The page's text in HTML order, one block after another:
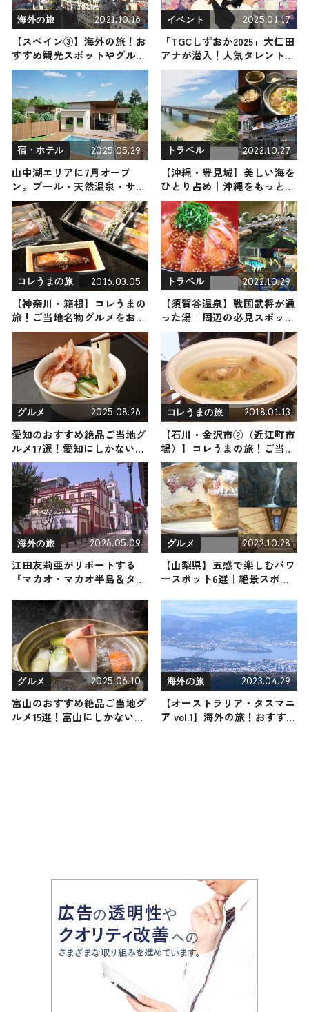
海外の旅 2021.10.16
【スペイン③】海外の旅！お
すすめ観光スポットやグルメ
をリポート
イベント 2025.01.17
「TGCしずおか2025」大仁田
アナが潜入！人気タレントに
気になるアレコレを聞いてき
ました！
宿・ホテル 2025.05.29
山中湖エリアに7月オープ
ン。プール・天然温泉・サウ
ナ付きの絶景ヴィラ
「KANOA THE VILLAS～富士
山中湖～」
トラベル 2022.10.27
【沖縄・豊見城】美しい海を
ひとり占め｜沖縄をもっと楽
しむ観光スポット8選
コレうまの旅 2016.03.05
【神奈川・箱根】コレうまの
旅！ご当地名物グルメをお届
け
トラベル 2022.10.29
【須賀谷温泉】戦国武将が通
った湯｜周辺の必見スポット
と一緒にご紹介
グルメ 2025.08.26
愛知のおすすめ絶品ご当地グ
ルメ17選！愛知にしかない名
物から人気の名店12選も紹介
コレうまの旅 2018.01.13
【石川・金沢市②（近江町市
場）】コレうまの旅！ご当地
名物グルメをお届け
海外の旅 2026.05.09
江田友莉亜がリポートする
『マカオ・マカオ半島＆タイ
すめ観光スポットやグルメを
紹介 2026年5月9日放送
グルメ 2022.10.28
【山梨県】五感で楽しむパワ
ースポット6選｜絶景スポッ
グルメ 2025.06.10
富山のおすすめ絶品ご当地グ
ルメ15選！富山にしかない名
海外の旅 2023.04.29
【オーストラリア・タスマニ
ア vol.1】海外の旅！おすすめ